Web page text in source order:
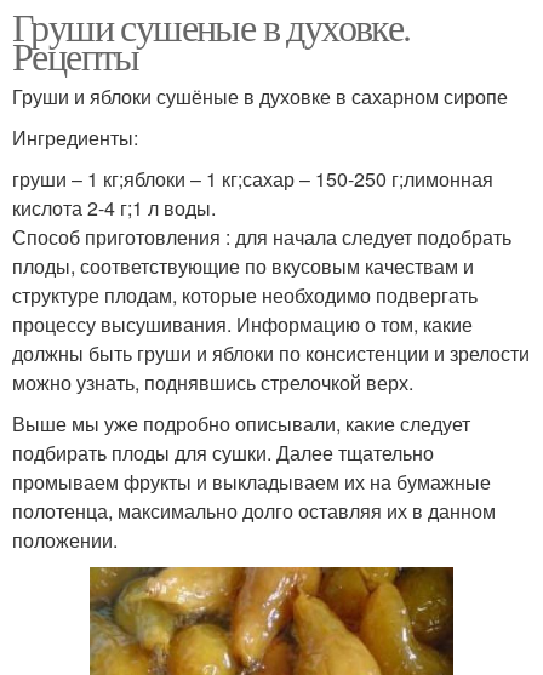
Груши сушеные в духовке.
Рецепты
Груши и яблоки сушёные в духовке в сахарном сиропе
Ингредиенты:
груши – 1 кг;яблоки – 1 кг;сахар – 150-250 г;лимонная
кислота 2-4 г;1 л воды.
Способ приготовления : для начала следует подобрать
плоды, соответствующие по вкусовым качествам и
структуре плодам, которые необходимо подвергать
процессу высушивания. Информацию о том, какие
должны быть груши и яблоки по консистенции и зрелости
можно узнать, поднявшись стрелочкой верх.
Выше мы уже подробно описывали, какие следует
подбирать плоды для сушки. Далее тщательно
промываем фрукты и выкладываем их на бумажные
полотенца, максимально долго оставляя их в данном
положении.